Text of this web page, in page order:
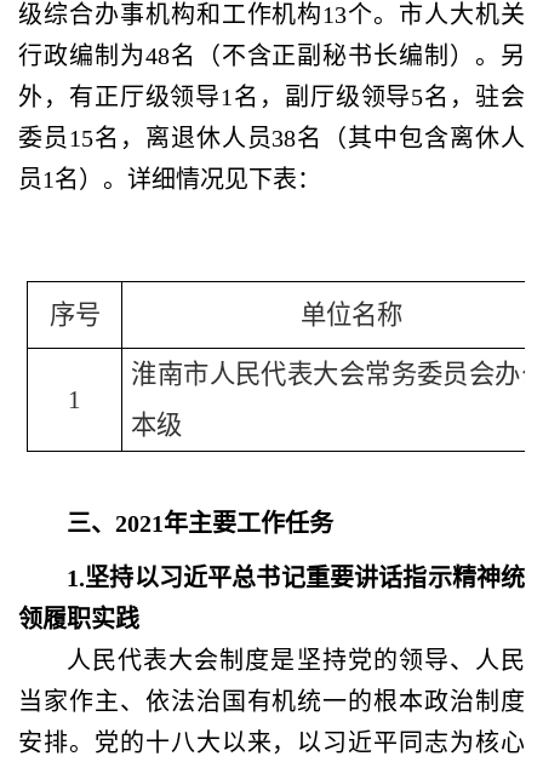
级综合办事机构和工作机构13个。市人大机关
行政编制为48名（不含正副秘书长编制）。另
外，有正厅级领导1名，副厅级领导5名，驻会
委员15名，离退休人员38名（其中包含离休人
员1名）。详细情况见下表：
序号 单位名称
1
淮南市人民代表大会常务委员会办
本级
三、2021年主要工作任务
1.坚持以习近平总书记重要讲话指示精神统
领履职实践
人民代表大会制度是坚持党的领导、人民
当家作主、依法治国有机统一的根本政治制度
安排。党的十八大以来，以习近平同志为核心